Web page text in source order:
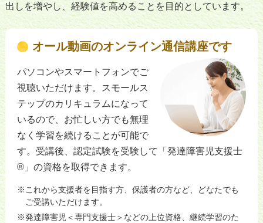
出しを増やし、経験値を高めることを目的としています。
オール動画のオンライン通信講座です
パソコンやスマートフォンでご
視聴いただけます。スモールス
テップのカリキュラムになって
いるので、お忙しい方でも無理
なく学習を続けることが可能で
す。受講後、認定試験を受験して「発達障害児支援士
®」の資格を取得できます。
これから支援者を目指す方、保護者の方など、どなたでも
ご受講いただけます。
発達障害児＜専門支援士＞などの上位資格、継続学習のた